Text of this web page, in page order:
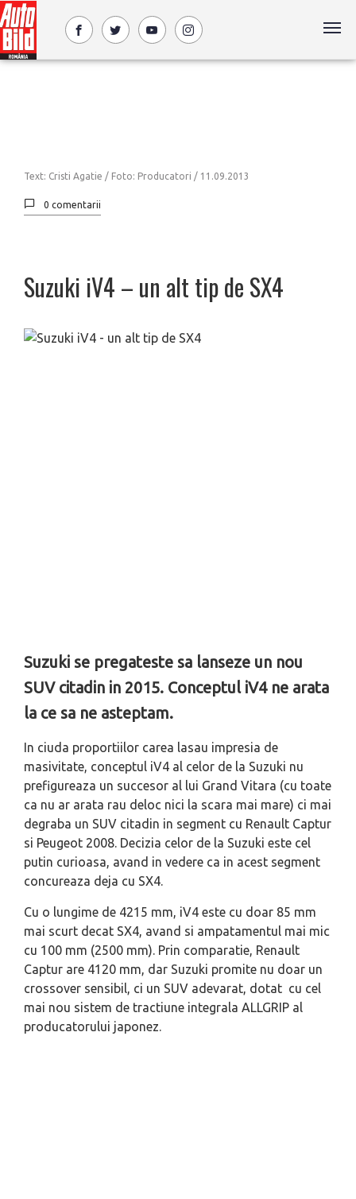
Text: Cristi Agatie / Foto: Producatori / 11.09.2013
0 comentarii
Suzuki iV4 – un alt tip de SX4
Suzuki se pregateste sa lanseze un nou
SUV citadin in 2015. Conceptul iV4 ne arata
la ce sa ne asteptam.
In ciuda proportiilor carea lasau impresia de
masivitate, conceptul iV4 al celor de la Suzuki nu
prefigureaza un succesor al lui Grand Vitara (cu toate
ca nu ar arata rau deloc nici la scara mai mare) ci mai
degraba un SUV citadin in segment cu Renault Captur
si Peugeot 2008. Decizia celor de la Suzuki este cel
putin curioasa, avand in vedere ca in acest segment
concureaza deja cu SX4.
Cu o lungime de 4215 mm, iV4 este cu doar 85 mm
mai scurt decat SX4, avand si ampatamentul mai mic
cu 100 mm (2500 mm). Prin comparatie, Renault
Captur are 4120 mm, dar Suzuki promite nu doar un
crossover sensibil, ci un SUV adevarat, dotat cu cel
mai nou sistem de tractiune integrala ALLGRIP al
producatorului japonez.